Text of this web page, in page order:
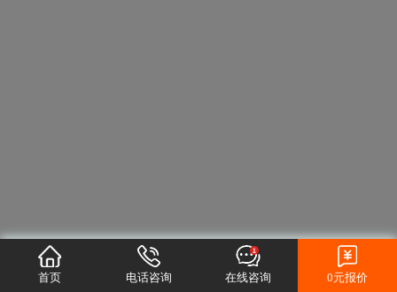
首页 电话咨询 在线咨询 0元报价